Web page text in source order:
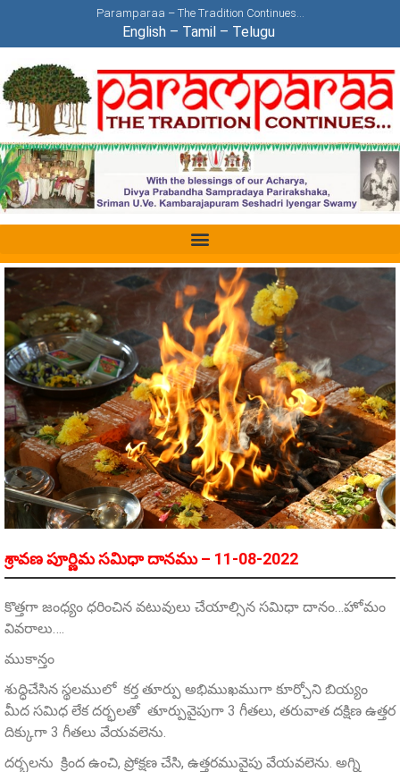
Paramparaa – The Tradition Continues…
English– Tamil– Telugu
శ్రావణ పూర్ణిమ సమిధా దానము – 11-08-2022
కొత్తగా జంధ్యం ధరించిన వటువులు చేయాల్సిన సమిధా దానం…హోమం
వివరాలు….
ముకాన్తం
శుద్ధిచేసిన స్థలములో కర్త తూర్పు అభిముఖముగా కూర్చోని బియ్యం
మీద సమిధ లేక దర్భలతో తూర్పువైపుగా 3 గీతలు, తరువాత దక్షిణ ఉత్తర
దిక్కుగా 3 గీతలు వేయవలెను.
దర్భలను క్రింద ఉంచి, ప్రోక్షణ చేసి, ఉత్తరమువైపు వేయవలెను. అగ్ని